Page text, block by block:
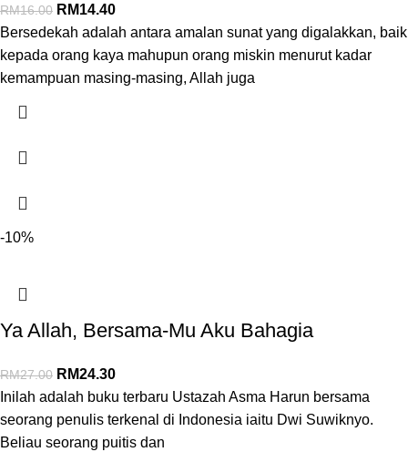
RM16.00 RM14.40
Bersedekah adalah antara amalan sunat yang digalakkan, baik
kepada orang kaya mahupun orang miskin menurut kadar
kemampuan masing-masing, Allah juga
-10%
Ya Allah, Bersama-Mu Aku Bahagia
RM27.00 RM24.30
Inilah adalah buku terbaru Ustazah Asma Harun bersama
seorang penulis terkenal di Indonesia iaitu Dwi Suwiknyo.
Beliau seorang puitis dan